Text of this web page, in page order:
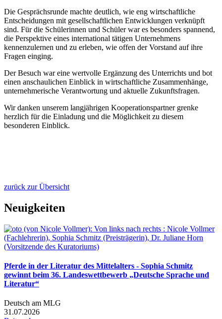
Die Gesprächsrunde machte deutlich, wie eng wirtschaftliche
Entscheidungen mit gesellschaftlichen Entwicklungen verknüpft
sind. Für die Schülerinnen und Schüler war es besonders spannend,
die Perspektive eines international tätigen Unternehmens
kennenzulernen und zu erleben, wie offen der Vorstand auf ihre
Fragen einging.
Der Besuch war eine wertvolle Ergänzung des Unterrichts und bot
einen anschaulichen Einblick in wirtschaftliche Zusammenhänge,
unternehmerische Verantwortung und aktuelle Zukunftsfragen.
Wir danken unserem langjährigen Kooperationspartner grenke
herzlich für die Einladung und die Möglichkeit zu diesem
besonderen Einblick.
zurück zur Übersicht
Neuigkeiten
Pferde in der Literatur des Mittelalters - Sophia Schmitz
gewinnt beim 36. Landeswettbewerb „Deutsche Sprache und
Literatur“
Deutsch am MLG
31.07.2026